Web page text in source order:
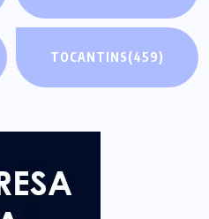
TOCANTINS(459)